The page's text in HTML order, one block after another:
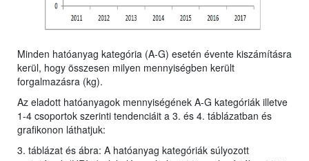
Minden hatóanyag kategória (A-G) esetén évente kiszámításra
kerül, hogy összesen milyen mennyiségben került
forgalmazásra (kg).
Az eladott hatóanyagok mennyiségének A-G kategóriák illetve
1-4 csoportok szerinti tendenciáit a 3. és 4. táblázatban és
grafikonon láthatjuk:
3. táblázat és ábra: A hatóanyag kategóriák súlyozott